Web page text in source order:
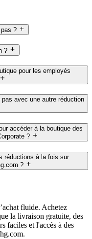
pas ?
?
pour les employés
avec une autre réduction
accéder à la boutique des
?
réductions à la fois sur
?
fluide. Achetez
la livraison gratuite, des
faciles et l'accès à des